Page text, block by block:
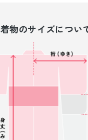
着物のサイズについ